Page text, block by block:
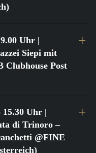
Uhr |
Siepi mit
Clubhouse Post
15.30 Uhr |
di Trinoro –
@FINE